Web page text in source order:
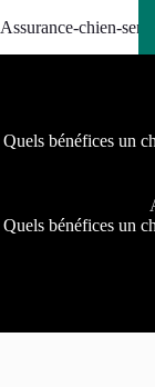
au
Assurance-chien-
Quels bénéfices un
Quels bénéfices un